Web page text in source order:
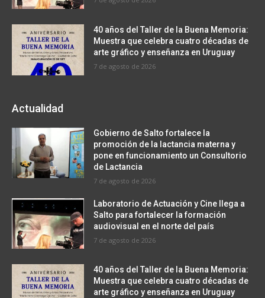
40 años del Taller de la Buena Memoria:
Muestra que celebra cuatro décadas de
arte gráfico y enseñanza en Uruguay
7 de agosto de 2026
Actualidad
Gobierno de Salto fortalece la
promoción de la lactancia materna y
pone en funcionamiento un Consultorio
de Lactancia
7 de agosto de 2026
Laboratorio de Actuación y Cine llega a
Salto para fortalecer la formación
audiovisual en el norte del país
7 de agosto de 2026
40 años del Taller de la Buena Memoria:
Muestra que celebra cuatro décadas de
arte gráfico y enseñanza en Uruguay